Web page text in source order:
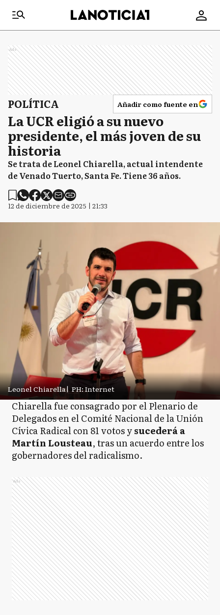
Ads
POLÍTICA Añadir como fuente en
La UCR eligió a su nuevo
presidente, el más joven de su
historia
Se trata de Leonel Chiarella, actual intendente
de Venado Tuerto, Santa Fe. Tiene 36 años.
12 de diciembre de 2025 | 21:33
Leonel Chiarella| PH: Internet
Chiarella fue consagrado por el Plenario de
Delegados en el Comité Nacional de la Unión
Cívica Radical con 81 votos ysucederá a
Martín Lousteau, tras un acuerdo entre los
gobernadores del radicalismo.
Ads